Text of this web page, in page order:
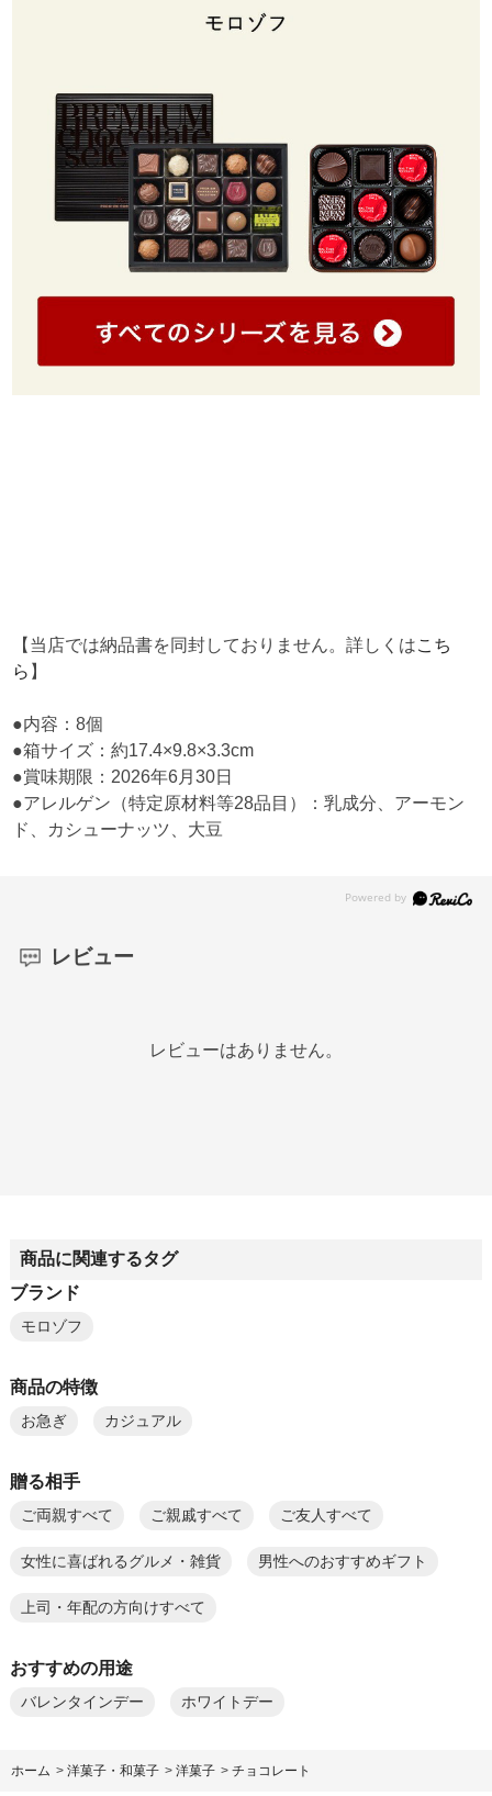
【当店では納品書を同封しておりません。詳しくはこち
ら 】
●内容：8個
●箱サイズ：約17.4×9.8×3.3cm
●賞味期限：2026年6月30日
●アレルゲン（特定原材料等28品目）：乳成分、アーモン
ド、カシューナッツ、大豆
レビュー
レビューはありません。
商品に関連するタグ
ブランド
モロゾフ
商品の特徴
お急ぎ カジュアル
贈る相手
ご両親すべて ご親戚すべて ご友人すべて
女性に喜ばれるグルメ・雑貨 男性へのおすすめギフト
上司・年配の方向けすべて
おすすめの用途
バレンタインデー ホワイトデー
ホーム > 洋菓子・和菓子 > 洋菓子 > チョコレート